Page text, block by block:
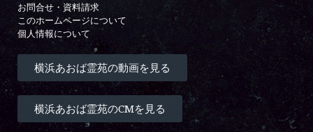
お問合せ・資料請求
このホームページについて
個人情報について
横浜あおば霊苑の動画を見る
横浜あおば霊苑のCMを見る